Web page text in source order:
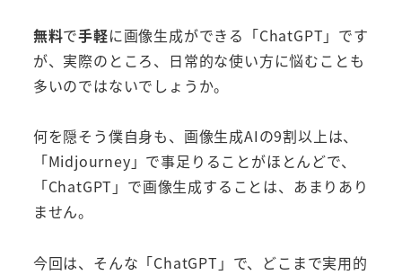
無料で手軽に画像生成ができる「ChatGPT」です
が、実際のところ、日常的な使い方に悩むことも
多いのではないでしょうか。
何を隠そう僕自身も、画像生成AIの9割以上は、
「Midjourney」で事足りることがほとんどで、
「ChatGPT」で画像生成することは、あまりあり
ません。
今回は、そんな「ChatGPT」で、どこまで実用的